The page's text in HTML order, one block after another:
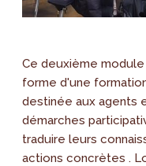
Ce deuxième
forme d'une
destinée aux agents
démarches
traduire leurs
actions concrètes .